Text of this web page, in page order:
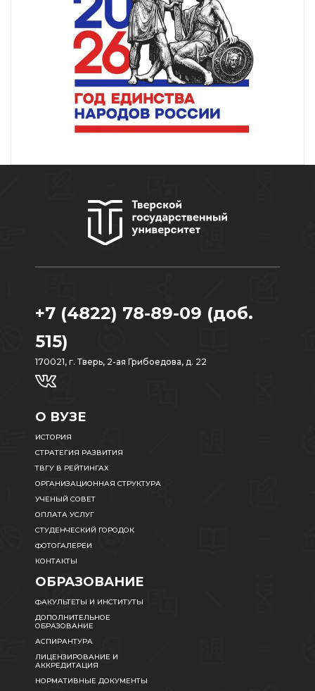
+7 (4822) 78-89-09 (доб.
515)
170021, г. Тверь, 2-ая Грибоедова, д. 22
О ВУЗЕ
ИСТОРИЯ
СТРАТЕГИЯ РАЗВИТИЯ
ТВГУ В РЕЙТИНГАХ
ОРГАНИЗАЦИОННАЯ СТРУКТУРА
УЧЕНЫЙ СОВЕТ
ОПЛАТА УСЛУГ
СТУДЕНЧЕСКИЙ ГОРОДОК
ФОТОГАЛЕРЕИ
КОНТАКТЫ
ОБРАЗОВАНИЕ
ФАКУЛЬТЕТЫ И ИНСТИТУТЫ
ДОПОЛНИТЕЛЬНОЕ
ОБРАЗОВАНИЕ
АСПИРАНТУРА
ЛИЦЕНЗИРОВАНИЕ И
АККРЕДИТАЦИЯ
НОРМАТИВНЫЕ ДОКУМЕНТЫ